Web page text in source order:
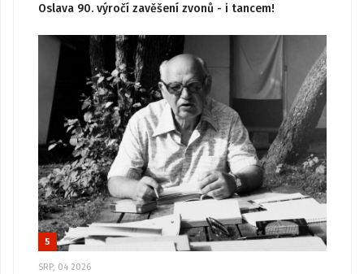
Oslava 90. výročí zavěšení zvonů - i tancem!
5
SRP, 04 2026